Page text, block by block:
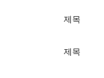
제목
제목